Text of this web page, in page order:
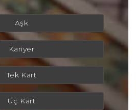
Aşk
Kariyer
Tek Kart
Üç Kart